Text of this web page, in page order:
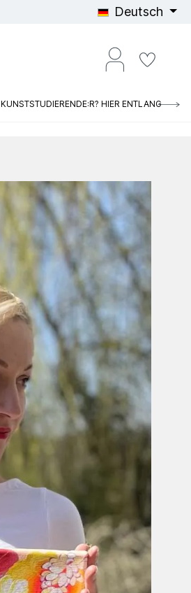
Deutsch
KUNSTSTUDIERENDE:R? HIER ENTLANG